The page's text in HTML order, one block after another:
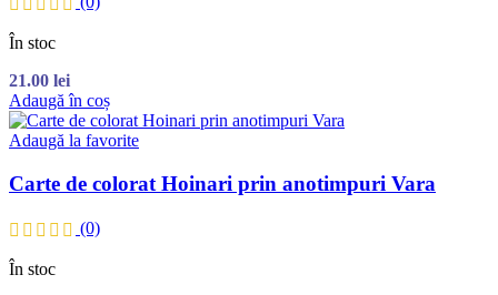
În stoc
21.00 lei
Adaugă în coș
Adaugă la favorite
Carte de colorat Hoinari prin anotimpuri Vara
(0)
În stoc